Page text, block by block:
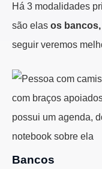
Há 3 modalidades
são elas os
seguir veremos
Bancos